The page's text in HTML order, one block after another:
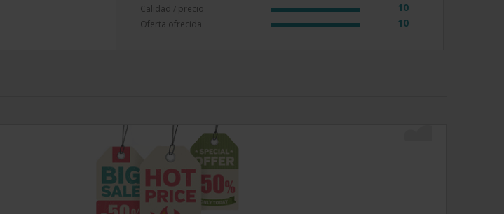
Calidad / precio 10
Oferta ofrecida 10